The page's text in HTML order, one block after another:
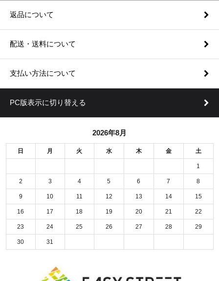
返品について
配送・送料について
支払い方法について
PC版表示に切り替える
2026年8月
日 月 火 水 木 金 土
1
2 3 4 5 6 7 8
9 10 11 12 13 14 15
16 17 18 19 20 21 22
23 24 25 26 27 28 29
30 31